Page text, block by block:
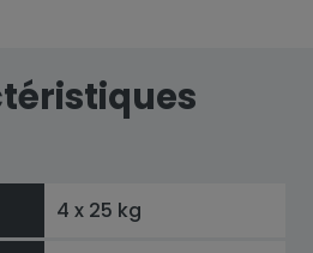
4 x 25 kg